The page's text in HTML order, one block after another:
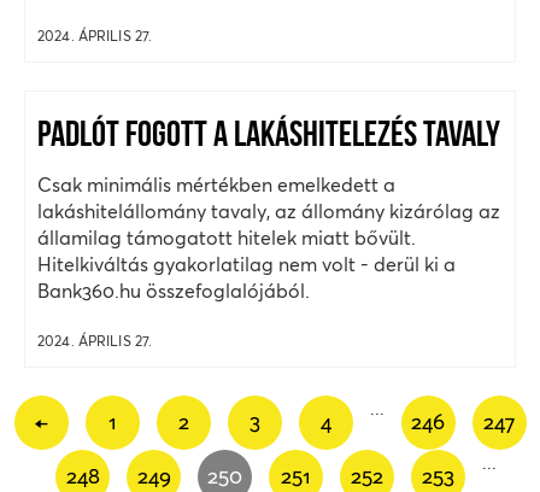
2024. ÁPRILIS 27.
PADLÓT FOGOTT A LAKÁSHITELEZÉS TAVALY
Csak minimális mértékben emelkedett a
lakáshitelállomány tavaly, az állomány kizárólag az
államilag támogatott hitelek miatt bővült.
Hitelkiváltás gyakorlatilag nem volt - derül ki a
Bank360.hu összefoglalójából.
2024. ÁPRILIS 27.
← 1 2 3 4 246 247
248 249 250 251 252 253